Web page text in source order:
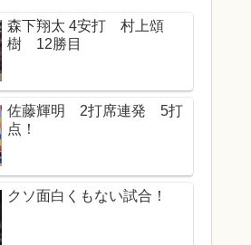
森下翔太 4安打 村上頌
樹 12勝目
佐藤輝明 2打席連発 5打
点！
クソ面白くもない試合！